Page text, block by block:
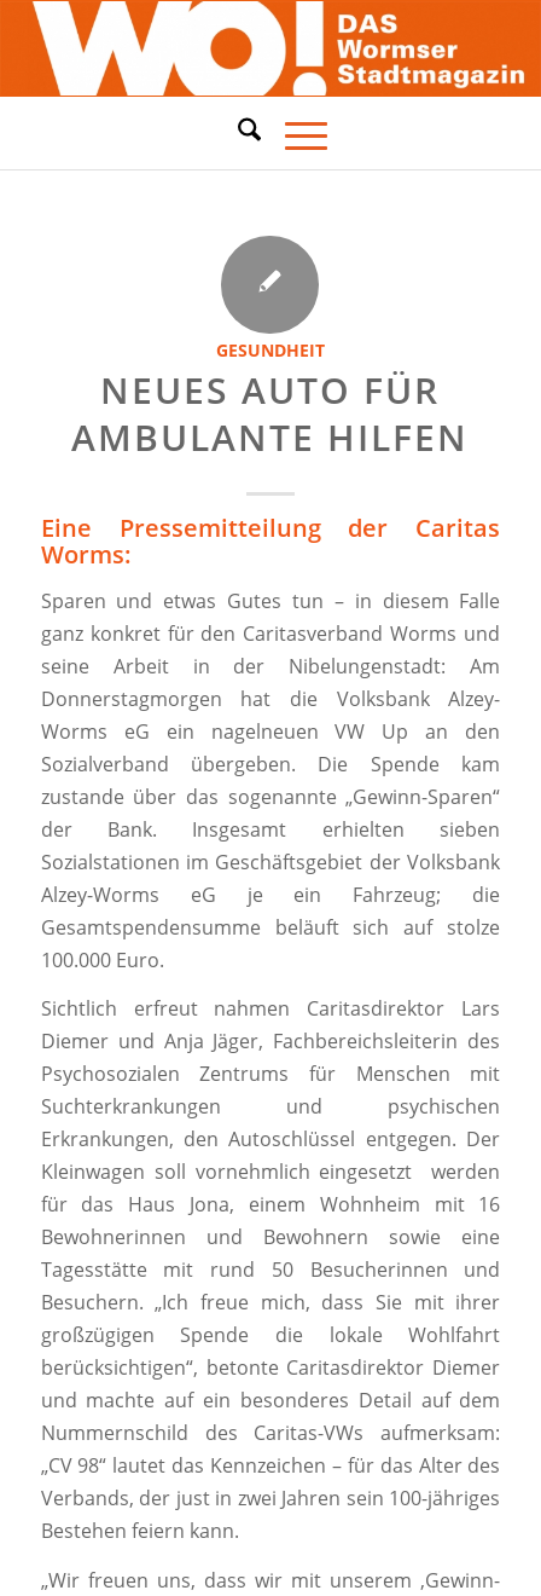
GESUNDHEIT
NEUES AUTO FÜR
AMBULANTE HILFEN
Eine Pressemitteilung der Caritas
Worms:
Sparen und etwas Gutes tun – in diesem Falle
ganz konkret für den Caritasverband Worms und
seine Arbeit in der Nibelungenstadt: Am
Donnerstagmorgen hat die Volksbank Alzey-
Worms eG ein nagelneuen VW Up an den
Sozialverband übergeben. Die Spende kam
zustande über das sogenannte „Gewinn-Sparen“
der Bank. Insgesamt erhielten sieben
Sozialstationen im Geschäftsgebiet der Volksbank
Alzey-Worms eG je ein Fahrzeug; die
Gesamtspendensumme beläuft sich auf stolze
100.000 Euro.
Sichtlich erfreut nahmen Caritasdirektor Lars
Diemer und Anja Jäger, Fachbereichsleiterin des
Psychosozialen Zentrums für Menschen mit
Suchterkrankungen und psychischen
Erkrankungen, den Autoschlüssel entgegen. Der
Kleinwagen soll vornehmlich eingesetzt werden
für das Haus Jona, einem Wohnheim mit 16
Bewohnerinnen und Bewohnern sowie eine
Tagesstätte mit rund 50 Besucherinnen und
Besuchern. „Ich freue mich, dass Sie mit ihrer
großzügigen Spende die lokale Wohlfahrt
berücksichtigen“, betonte Caritasdirektor Diemer
und machte auf ein besonderes Detail auf dem
Nummernschild des Caritas-VWs aufmerksam:
„CV 98“ lautet das Kennzeichen – für das Alter des
Verbands, der just in zwei Jahren sein 100-jähriges
Bestehen feiern kann.
„Wir freuen uns, dass wir mit unserem ‚Gewinn-